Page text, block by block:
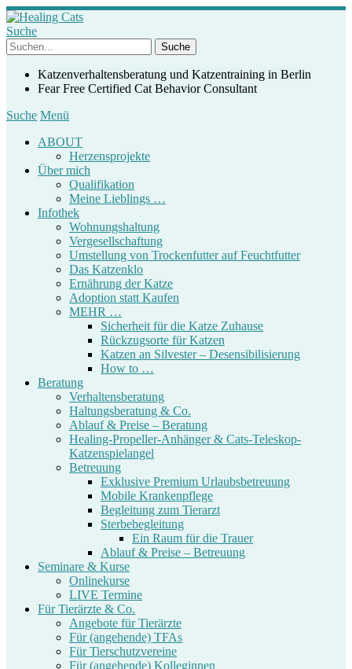
Suche
Katzenverhaltensberatung und Katzentraining in Berlin
Fear Free Certified Cat Behavior Consultant
Suche Menü
ABOUT
Herzensprojekte
Über mich
Qualifikation
Meine Lieblings …
Infothek
Wohnungshaltung
Vergesellschaftung
Umstellung von Trockenfutter auf Feuchtfutter
Das Katzenklo
Ernährung der Katze
Adoption statt Kaufen
MEHR …
Sicherheit für die Katze Zuhause
Rückzugsorte für Katzen
Katzen an Silvester – Desensibilisierung
How to …
Beratung
Verhaltensberatung
Haltungsberatung & Co.
Ablauf & Preise – Beratung
Healing-Propeller-Anhänger & Cats-Teleskop-
Katzenspielangel
Betreuung
Exklusive Premium Urlaubsbetreuung
Mobile Krankenpflege
Begleitung zum Tierarzt
Sterbebegleitung
Ein Raum für die Trauer
Ablauf & Preise – Betreuung
Seminare & Kurse
Onlinekurse
LIVE Termine
Für Tierärzte & Co.
Angebote für Tierärzte
Für (angehende) TFAs
Für Tierschutzvereine
Für (angehende) Kolleginnen